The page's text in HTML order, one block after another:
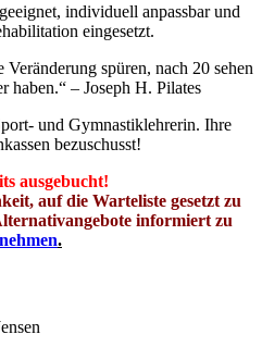
individuell anpassbar und
eingesetzt.
spüren, nach 20 sehen
haben.“ – Joseph H. Pilates
und Gymnastiklehrerin. Ihre
bezuschusst!
ausgebucht!
auf die Warteliste gesetzt zu
informiert zu
.